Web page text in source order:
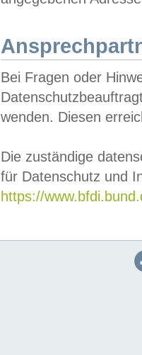
Bei Fragen oder
wenden. Diesen
Die zuständige
für Datenschutz und
https://